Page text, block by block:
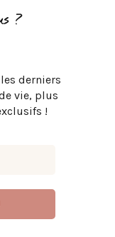
?
derniers
vie, plus
!